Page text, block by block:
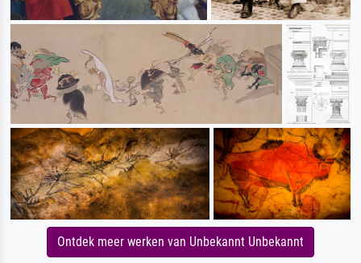
Ontdek meer werken van Unbekannt Unbekannt